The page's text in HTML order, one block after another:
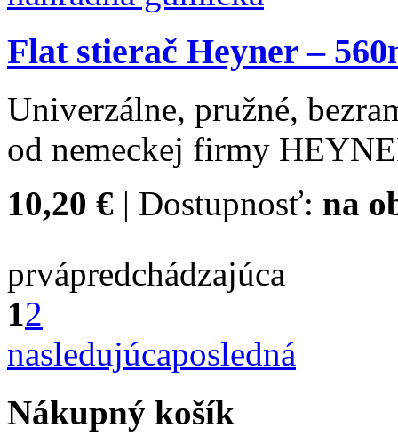
Flat stierač Heyner –
Univerzálne, pružné,
od nemeckej firmy
10,20 € | Dostupnosť: na
prvápredchádzajúca
12
nasledujúcaposledná
Nákupný košík